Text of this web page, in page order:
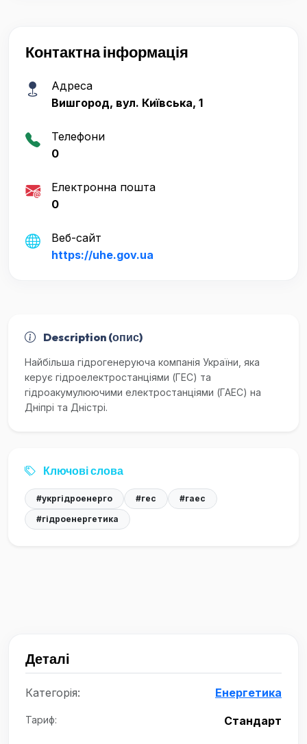
Контактна інформація
Адреса
Вишгород, вул. Київська, 1
Телефони
0
Електронна пошта
0
Веб-сайт
https://uhe.gov.ua
Description (опис)
Найбільша гідрогенеруюча компанія України, яка
керує гідроелектростанціями (ГЕС) та
гідроакумулюючими електростанціями (ГАЕС) на
Дніпрі та Дністрі.
Ключові слова
#укргідроенерго #гес
#гаес
#гідроенергетика
Деталі
Категорія: Енергетика
Тариф: Стандарт